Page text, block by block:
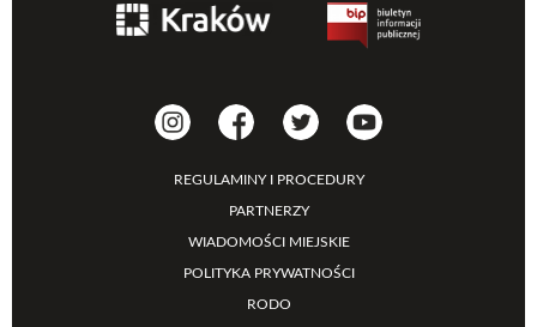
REGULAMINY I PROCEDURY
PARTNERZY
WIADOMOŚCI MIEJSKIE
POLITYKA PRYWATNOŚCI
RODO